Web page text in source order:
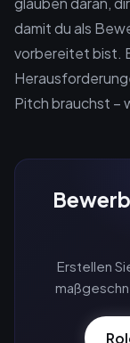
damit du als
vorbereitet bist.
Pitch brauchst –
Erstellen